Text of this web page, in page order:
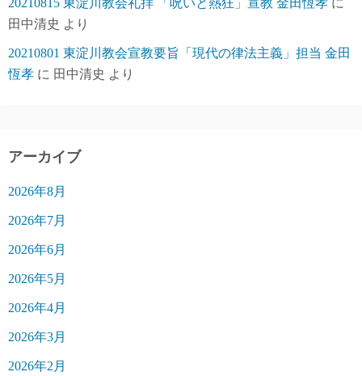
20210815 東淀川教会礼拝 「呪いと熱狂」宣教 金田恆孝 に
田中清史 より
20210801 東淀川教会宣教要旨「現代の律法主義」担当 金田
恆孝 に 田中清史 より
アーカイブ
2026年8月
2026年7月
2026年6月
2026年5月
2026年4月
2026年3月
2026年2月